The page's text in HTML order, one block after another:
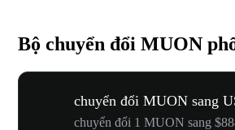
Bộ chuyển đổi MUON
chuyển đổi MUON sang
chuyển đổi 1 MUON sang